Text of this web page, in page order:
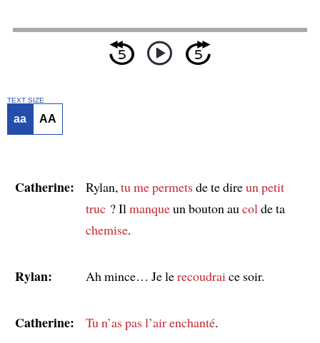
TEXT SIZE
aa AA
Catherine: Rylan, tu me permetsde te direun petit
truc? Il manqueun bouton au col de ta
chemise.
Rylan: Ah mince… Je lerecoudrai ce soir.
Catherine: Tu n’as pas l’air enchanté.